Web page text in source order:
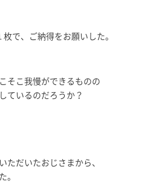
で、ご納得をお願いした。
そこ我慢ができるものの
ているのだろうか？
ただいたおじさまから、
。